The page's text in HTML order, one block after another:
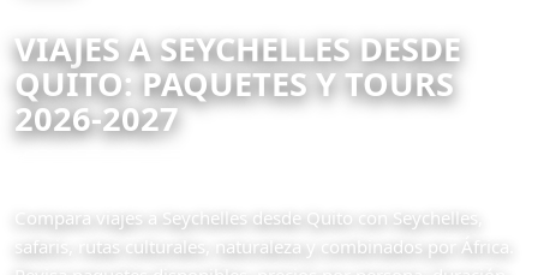
VIAJES A SEYCHELLES DESDE
QUITO: PAQUETES Y TOURS
2026-2027
Compara viajes a Seychelles desde Quito con Seychelles,
safaris, rutas culturales, naturaleza y combinados por África.